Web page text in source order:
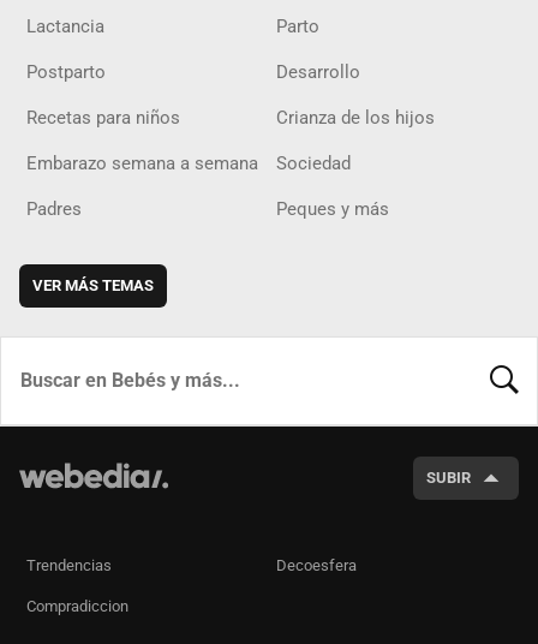
Lactancia Parto
Postparto Desarrollo
Recetas para niños Crianza de los hijos
Embarazo semana a semana Sociedad
Padres Peques y más
VER MÁS TEMAS
SUBIR
Trendencias Decoesfera
Compradiccion